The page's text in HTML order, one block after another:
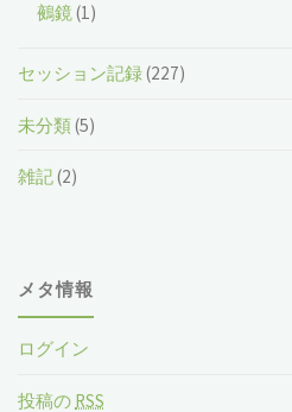
鵺鏡(1)
セッション記録(227)
未分類(5)
雑記(2)
メタ情報
ログイン
投稿の RSS